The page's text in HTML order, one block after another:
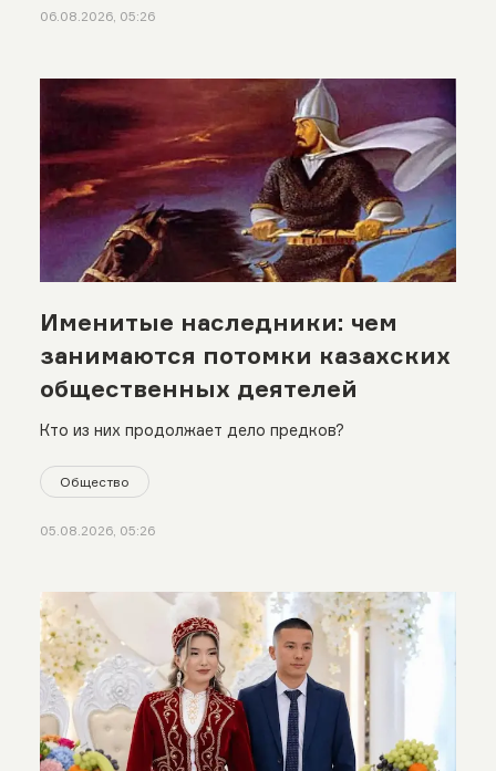
06.08.2026, 05:26
Именитые наследники: чем
занимаются потомки казахских
общественных деятелей
Кто из них продолжает дело предков?
Общество
05.08.2026, 05:26